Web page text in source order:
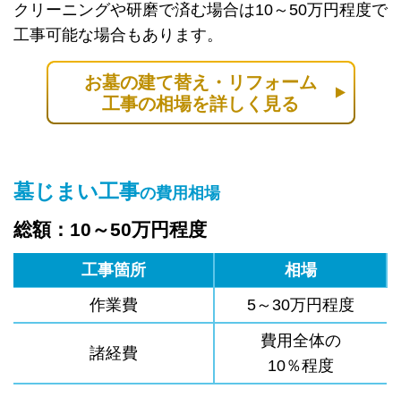
クリーニングや研磨で済む場合は10～50万円程度で
工事可能な場合もあります。
お墓の建て替え・リフォーム
工事の相場を詳しく見る
墓じまい工事の費用相場
総額：10～50万円程度
工事箇所
相場
作業費
5～30万円程度
諸経費
費用全体の
10％程度